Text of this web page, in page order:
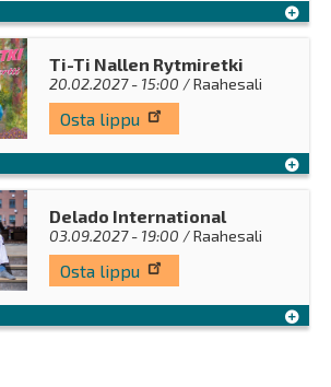
Ti-Ti Nallen Rytmiretki
20.02.2027 - 15:00 / Raahesali
Osta lippu
Delado International
03.09.2027 - 19:00 / Raahesali
Osta lippu